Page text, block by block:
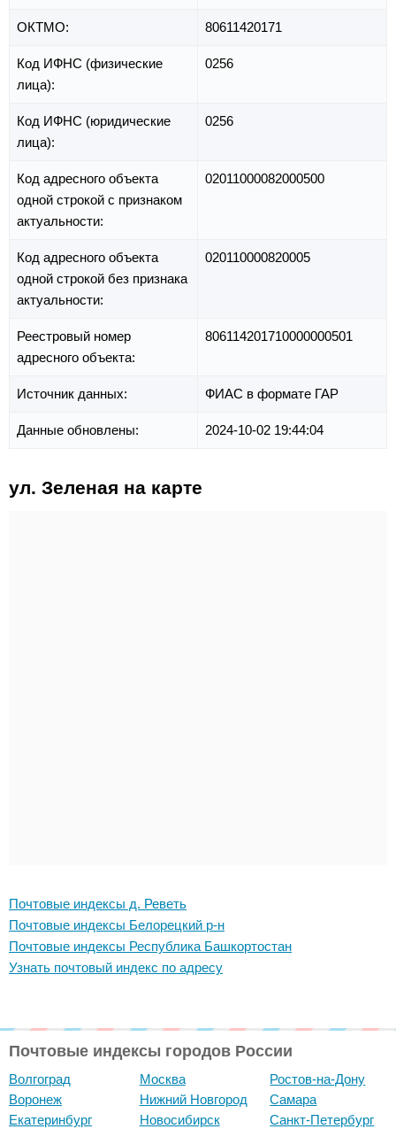
ОКТМО: 80611420171
Код ИФНС (физические
лица):
0256
Код ИФНС (юридические
лица):
0256
Код адресного объекта
одной строкой с признаком
актуальности:
02011000082000500
Код адресного объекта
одной строкой без признака
актуальности:
020110000820005
Реестровый номер
адресного объекта:
806114201710000000501
Источник данных: ФИАС в формате ГАР
Данные обновлены: 2024-10-02 19:44:04
ул. Зеленая на карте
Почтовые индексы д. Реветь
Почтовые индексы Белорецкий р-н
Почтовые индексы Республика Башкортостан
Узнать почтовый индекс по адресу
Почтовые индексы городов России
Волгоград
Воронеж
Екатеринбург
Москва
Нижний Новгород
Новосибирск
Ростов-на-Дону
Самара
Санкт-Петербург